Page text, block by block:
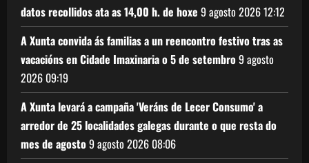
datos recollidos ata as 14,00 h. de hoxe 9 agosto 202612:12
A Xunta convida ás familias a un reencontro festivo tras as
vacacións en Cidade Imaxinaria o 5 de setembro9 agosto
2026 09:19
A Xunta levará a campaña 'Veráns de Lecer Consumo' a
arredor de 25 localidades galegas durante o que resta do
mes de agosto9 agosto 2026 08:06